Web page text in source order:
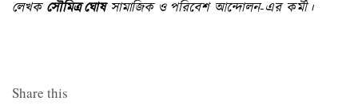
লেখকসৌমিত্র ঘোষসামাজিক ও পরিবেশ আন্দোলন-এর কর্মী।
Share this